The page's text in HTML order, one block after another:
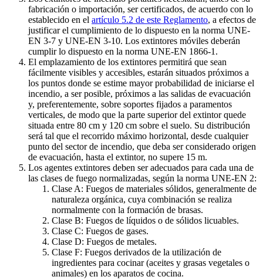
fabricación o importación, ser certificados, de acuerdo con lo
establecido en el artículo 5.2 de este Reglamento, a efectos de
justificar el cumplimiento de lo dispuesto en la norma UNE-
EN 3-7 y UNE-EN 3-10. Los extintores móviles deberán
cumplir lo dispuesto en la norma UNE-EN 1866-1.
El emplazamiento de los extintores permitirá que sean
fácilmente visibles y accesibles, estarán situados próximos a
los puntos donde se estime mayor probabilidad de iniciarse el
incendio, a ser posible, próximos a las salidas de evacuación
y, preferentemente, sobre soportes fijados a paramentos
verticales, de modo que la parte superior del extintor quede
situada entre 80 cm y 120 cm sobre el suelo. Su distribución
será tal que el recorrido máximo horizontal, desde cualquier
punto del sector de incendio, que deba ser considerado origen
de evacuación, hasta el extintor, no supere 15 m.
Los agentes extintores deben ser adecuados para cada una de
las clases de fuego normalizadas, según la norma UNE-EN 2:
Clase A: Fuegos de materiales sólidos, generalmente de
naturaleza orgánica, cuya combinación se realiza
normalmente con la formación de brasas.
Clase B: Fuegos de líquidos o de sólidos licuables.
Clase C: Fuegos de gases.
Clase D: Fuegos de metales.
Clase F: Fuegos derivados de la utilización de
ingredientes para cocinar (aceites y grasas vegetales o
animales) en los aparatos de cocina.